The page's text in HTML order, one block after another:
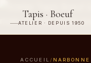
Tapis · Boeuf
ATELIER · DEPUIS 1950
ACCUEIL / NARBONNE